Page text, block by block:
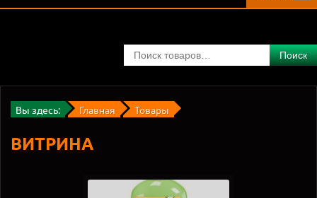
Поиск
Вы здесь: Главная Товары
ВИТРИНА